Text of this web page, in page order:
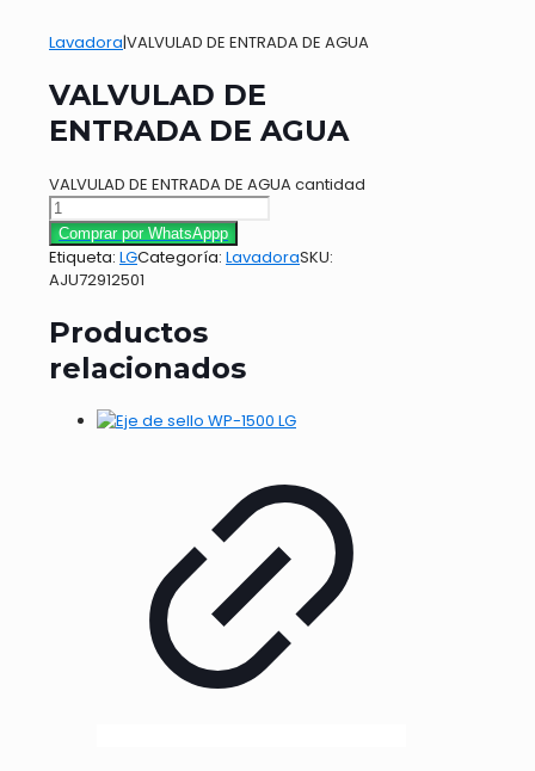
Lavadora|VALVULAD DE ENTRADA DE AGUA
VALVULAD DE
ENTRADA DE AGUA
VALVULAD DE ENTRADA DE AGUA cantidad
Comprar por WhatsAppp
Etiqueta: LGCategoría: LavadoraSKU:
AJU72912501
Productos
relacionados